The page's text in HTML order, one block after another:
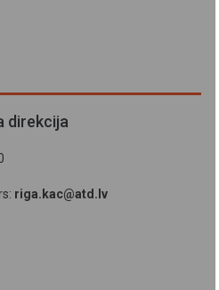
direkcija
riga.kac@atd.lv